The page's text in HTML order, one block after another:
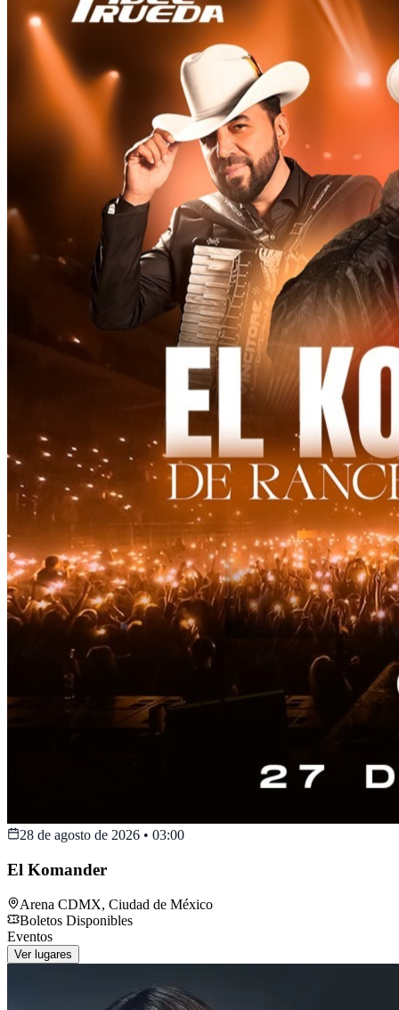
28 de agosto de 2026 • 03:00
El Komander
Arena CDMX, Ciudad de México
Boletos Disponibles
Eventos
Ver lugares